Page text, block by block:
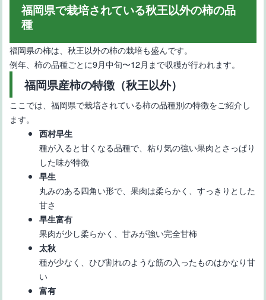
福岡県で栽培されている秋王以外の柿の品
種
福岡県の柿は、秋王以外の柿の栽培も盛んです。
例年、柿の品種ごとに9月中旬〜12月まで収穫が行われます。
福岡県産柿の特徴（秋王以外）
ここでは、福岡県で栽培されている柿の品種別の特徴をご紹介し
ます。
西村早生
種が入ると甘くなる品種で、粘り気の強い果肉とさっぱり
した味が特徴
早生
丸みのある四角い形で、果肉は柔らかく、すっきりとした
甘さ
早生富有
果肉が少し柔らかく、甘みが強い完全甘柿
太秋
種が少なく、ひび割れのような筋の入ったものはかなり甘
い
富有